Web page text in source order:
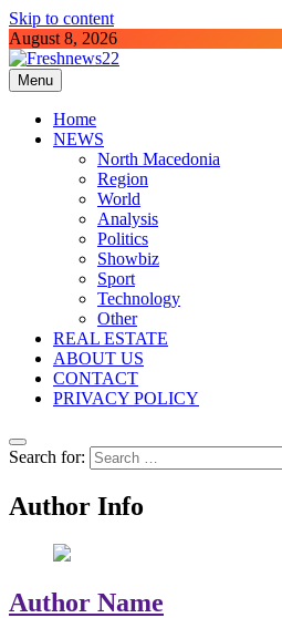
Skip to content
August 8, 2026
Freshnews22
Best News Website in North Macedonia
Menu
Home
NEWS
North Macedonia
Region
World
Analysis
Politics
Showbiz
Sport
Technology
Other
REAL ESTATE
ABOUT US
CONTACT
PRIVACY POLICY
Search for:
Author Info
Author Name